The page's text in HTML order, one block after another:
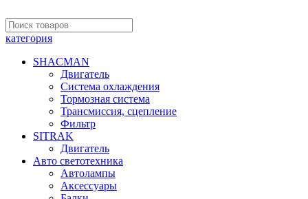
категория
SHACMAN
Двигатель
Система охлаждения
Тормозная система
Трансмиссия, сцепление
Фильтр
SITRAK
Двигатель
Авто светотехника
Автолампы
Аксессуары